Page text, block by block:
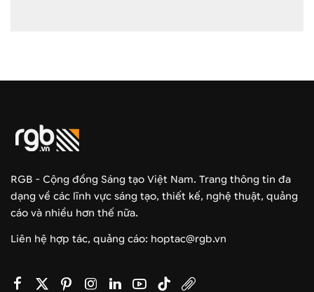
RGB - Cộng đồng Sáng tạo Việt Nam. Trang thông tin đa
dạng về các lĩnh vực sáng tạo, thiết kế, nghệ thuật, quảng
cáo và nhiều hơn thế nữa.
Liên hệ hợp tác, quảng cáo: hoptac@rgb.vn